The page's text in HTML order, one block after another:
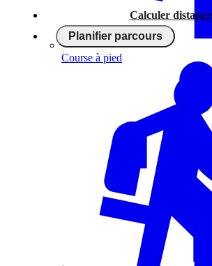
Calculer distance
Planifier parcours
Course à pied